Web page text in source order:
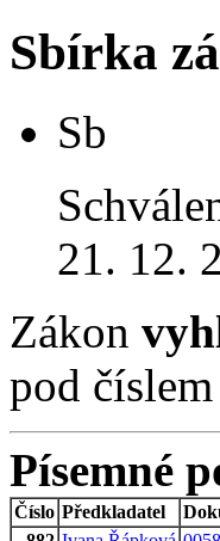
Sbírka
Sb
21. 12.
Zákon
pod číslem
Písemné
Číslo Předkladatel